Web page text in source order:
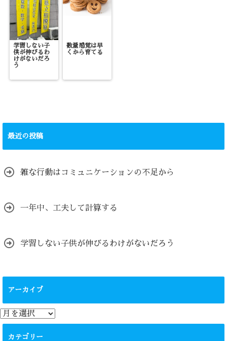
学習しない子
供が伸びるわ
けがないだろ
う
数量感覚は早
くから育てる
最近の投稿
雑な行動はコミュニケーションの不足から
一年中、工夫して計算する
学習しない子供が伸びるわけがないだろう
アーカイブ
ア
ー
カテゴリー